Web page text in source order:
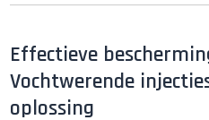
Effectieve
Vochtwerende
oplossing